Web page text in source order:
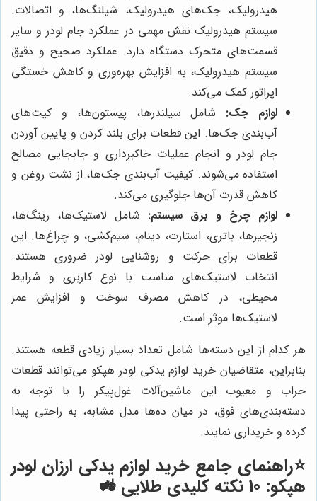
هیدرولیک، جک‌های هیدرولیک، شیلنگ‌ها، و اتصالات.
سیستم هیدرولیک نقش مهمی در عملکرد جام لودر و سایر
قسمت‌های متحرک دستگاه دارد. عملکرد صحیح و دقیق
سیستم هیدرولیک، به افزایش بهره‌وری و کاهش خستگی
اپراتور کمک می‌کند.
لوازم جک: شامل سیلندرها، پیستون‌ها، و کیت‌های
آب‌بندی جک‌ها. این قطعات برای بلند کردن و پایین آوردن
جام لودر و انجام عملیات خاکبرداری و جابجایی مصالح
استفاده می‌شوند. کیفیت آب‌بندی جک‌ها، از نشت روغن و
کاهش قدرت آن‌ها جلوگیری می‌کند.
لوازم چرخ و برق سیستم: شامل لاستیک‌ها، رینگ‌ها،
زنجیرها، باتری، استارت، دینام، سیم‌کشی، و چراغ‌ها. این
قطعات برای حرکت و روشنایی لودر ضروری هستند.
انتخاب لاستیک‌های مناسب با نوع کاربری و شرایط
محیطی، در کاهش مصرف سوخت و افزایش عمر
لاستیک‌ها موثر است.
هر کدام از این دسته‌ها شامل تعداد بسیار زیادی قطعه هستند.
بنابراین، متقاضیان خرید لوازم یدکی لودر هپکو می‌توانند قطعات
خراب و معیوب این ماشین‌آلات غول‌پیکر را با توجه به
دسته‌بندی‌های فوق، در میان ده‌ها مدل مشابه، به راحتی پیدا
کرده و خریداری نمایند.
⭐️راهنمای جامع خرید لوازم یدکی ارزان لودر
هپکو: 10 نکته کلیدی طلایی 🚜